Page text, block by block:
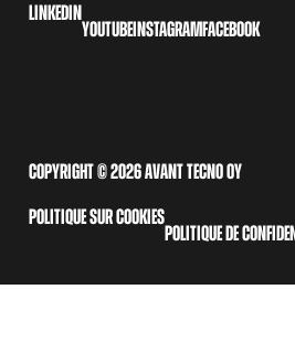
LINKEDIN
YOUTUBEINSTAGRAMFACEBOOK
COPYRIGHT © 2026 AVANT TECNO OY
POLITIQUE SUR COOKIES
POLITIQUE DE